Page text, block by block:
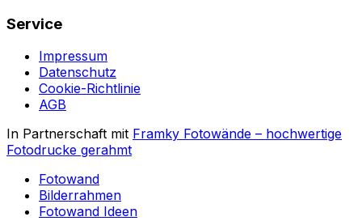
Service
Impressum
Datenschutz
Cookie-Richtlinie
AGB
In Partnerschaft mit Framky Fotowände – hochwertige
Fotodrucke gerahmt
Fotowand
Bilderrahmen
Fotowand Ideen